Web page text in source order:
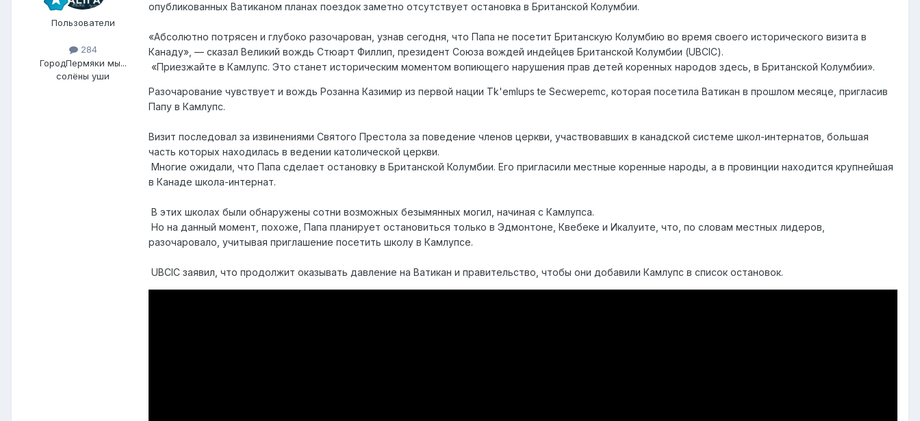
Пользователи
284
ГородПермяки мы...
солёны уши
опубликованных Ватиканом планах поездок заметно отсутствует остановка в Британской Колумбии.
«Абсолютно потрясен и глубоко разочарован, узнав сегодня, что Папа не посетит Британскую Колумбию во время своего исторического визита в
Канаду», — сказал Великий вождь Стюарт Филлип, президент Союза вождей индейцев Британской Колумбии (UBCIC).
«Приезжайте в Камлупс. Это станет историческим моментом вопиющего нарушения прав детей коренных народов здесь, в Британской Колумбии».
Разочарование чувствует и вождь Розанна Казимир из первой нации Tk'emlups te Secwepemc, которая посетила Ватикан в прошлом месяце, пригласив
Папу в Камлупс.
Визит последовал за извинениями Святого Престола за поведение членов церкви, участвовавших в канадской системе школ-интернатов, большая
часть которых находилась в ведении католической церкви.
Многие ожидали, что Папа сделает остановку в Британской Колумбии. Его пригласили местные коренные народы, а в провинции находится крупнейшая
в Канаде школа-интернат.
В этих школах были обнаружены сотни возможных безымянных могил, начиная с Камлупса.
Но на данный момент, похоже, Папа планирует остановиться только в Эдмонтоне, Квебеке и Икалуите, что, по словам местных лидеров,
разочаровало, учитывая приглашение посетить школу в Камлупсе.
UBCIC заявил, что продолжит оказывать давление на Ватикан и правительство, чтобы они добавили Камлупс в список остановок.